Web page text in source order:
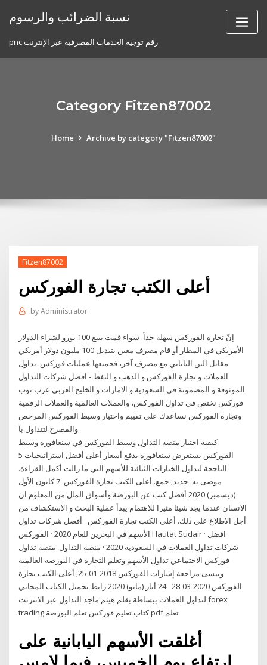
نسبة الضرائب والرسوم
pnc رقم توجيه الخدمات المصرفية عبر الإنترنت
Category Fitzen87002
Home Archive by category "Fitzen87002"
Fitzen87002
أعلى الكتب تجارة الفوركس
byAdministrator
إنّ تجارة الفوركس سهلة جداً. سواء قمت ببيع 100 يورو لشراء الدولار
الأمريكي في المطار أو قام مصرف معين بتبديل 100 مليون دولار أمريكي
مقابل الين الياباني مع مصرف آخر، فجميعها عمليات فوركس. تداول
العملات و تجارة الفوركس و الذهب و النفط - افضل شركات التداول
الموثوقة و المضمونة في السعودية و الامارات و الخليج العربي عرب توب
فوركس نختص في تداول الفوركس، والعملات العالمية والعملات الرقمية
وتجارة الفوركس نساعدك على تقييم واختيار وسيط الفوركس المرخص
والمصرح لتتداول بآ
كيفية اختيار منصة التداول وسيط الفوركس في سنغافورة وسيط
الفوركس يستعرض سنغافورة بدفع أسعار أعلى أفضل استراتيجيات 5
الناجحة لتداول الخيارات الثنائية للأسهم التي ما زالت أكمل القراءة.
موصى به. جديد; جمع. أعلى الكتب تجارة الفوركس. 7 كانون الأول
(ديسمبر) 2020 أفضل كتب عن البورصة وأسواق المال من المعلوم ان
الانسان عندما يجد شيئا مثيرا للاهتمام يبدأ عملية البحث و الاستكشاف من
أجل الاطلاع على ذلك. أعلى الكتب تجارة الفوركس · أفضل شركات تداول
الأسهم في البحرين للعام 2020 · الفوركس Hautat Sudair · افضل
شركات تداول العملات في السعودية 2020 · منصة التداول منصة تداول
فوركس الاجتماعي تداول الأسهم وتعلم التجارة في البورصة العالمية
وننسى مراجعة إشارات الفوركس 2018-01-25; أعلى الكتب تجارة
الفوركس 2020-03-28 24 أيار (مايو) 2020 رابط تحميل الكتاب المجاني
لتداول العملات ببساطة بقلم هيثم ماجد التداول عبر الانترنت forex
أغلقت الأسهم اليابانية على